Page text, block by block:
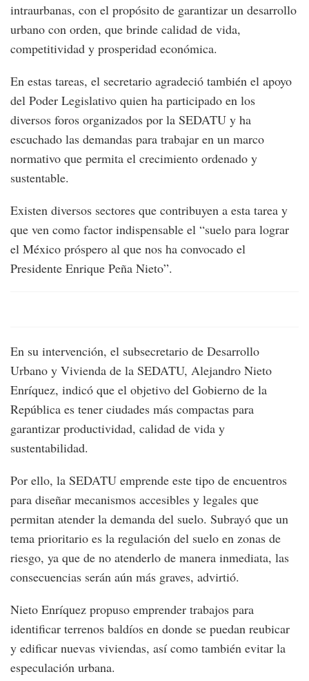
intraurbanas, con el propósito de garantizar un desarrollo
urbano con orden, que brinde calidad de vida,
competitividad y prosperidad económica.
En estas tareas, el secretario agradeció también el apoyo
del Poder Legislativo quien ha participado en los
diversos foros organizados por la SEDATU y ha
escuchado las demandas para trabajar en un marco
normativo que permita el crecimiento ordenado y
sustentable.
Existen diversos sectores que contribuyen a esta tarea y
que ven como factor indispensable el “suelo para lograr
el México próspero al que nos ha convocado el
Presidente Enrique Peña Nieto”.
En su intervención, el subsecretario de Desarrollo
Urbano y Vivienda de la SEDATU, Alejandro Nieto
Enríquez, indicó que el objetivo del Gobierno de la
República es tener ciudades más compactas para
garantizar productividad, calidad de vida y
sustentabilidad.
Por ello, la SEDATU emprende este tipo de encuentros
para diseñar mecanismos accesibles y legales que
permitan atender la demanda del suelo. Subrayó que un
tema prioritario es la regulación del suelo en zonas de
riesgo, ya que de no atenderlo de manera inmediata, las
consecuencias serán aún más graves, advirtió.
Nieto Enríquez propuso emprender trabajos para
identificar terrenos baldíos en donde se puedan reubicar
y edificar nuevas viviendas, así como también evitar la
especulación urbana.